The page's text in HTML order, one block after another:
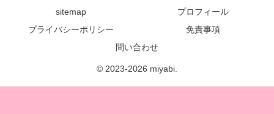
sitemap
プロフィール
プライバシーポリシー
免責事項
問い合わせ
© 2023-2026 miyabi.